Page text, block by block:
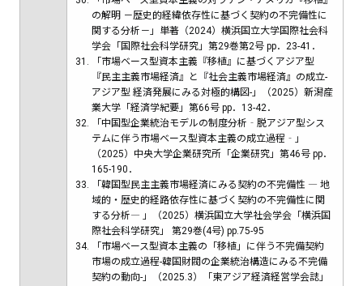
の解明 －歴史的経緯依存性に基づく契約の不完備性に
関する分析－」単著（2024）横浜国立大学国際社会科
学会「国際社会科学研究」第29巻第2号 pp．23-41．
「市場ベース型資本主義『移植』に基づくアジア型
『民主主義市場経済』と『社会主義市場経済』の成立-
アジア型 経済発展にみる対極的構図-」（2025）新潟産
業大学「経済学紀要」第66号 pp．13-42．
「中国型企業統治モデルの制度分析‐脱アジア型シス
テムに伴う市場ベース型資本主義の成立過程‐」
（2025）中央大学企業研究所「企業研究」第46号 pp．
165-190．
「韓国型民主主義市場経済にみる契約の不完備性 ― 地
域的・歴史的経路依存性に基づく契約の不完備性に関
する分析― 」（2025）横浜国立大学社会学会「横浜国
際社会科学研究」 第29巻(4号) pp.75-95
「市場ベース型資本主義の「移植」に伴う不完備契約
市場の成立過程-韓国財閥の企業統治構造にみる不完備
契約の動向-」（2025.3）「東アジア経済経営学会誌」